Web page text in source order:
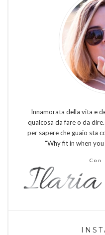
Innamorata della vita e
qualcosa da fare o da
per sapere che guaio sta
"Why fit in when